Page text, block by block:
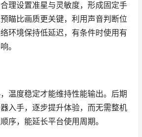
理设置准星与灵敏度，形成固定手
瞄比画质更关键，利用声音判断位
环境保持低延迟，有条件时使用有
。
温度稳定才能维持性能输出。后期
入手，逐步提升体验，而无需整机
序，能延长平台使用周期。